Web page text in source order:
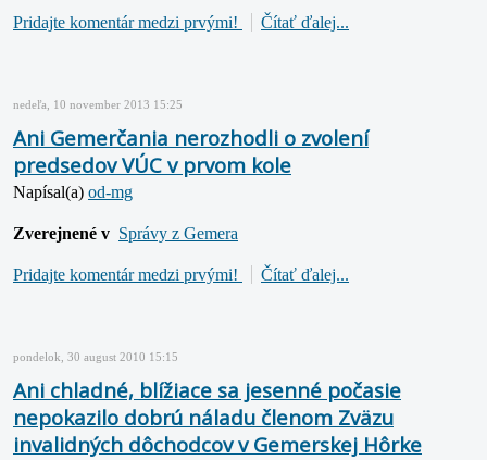
Pridajte komentár medzi prvými! Čítať ďalej...
nedeľa, 10 november 2013 15:25
Ani Gemerčania nerozhodli o zvolení
predsedov VÚC v prvom kole
Napísal(a) od-mg
Zverejnené v Správy z Gemera
Pridajte komentár medzi prvými! Čítať ďalej...
pondelok, 30 august 2010 15:15
Ani chladné, blížiace sa jesenné počasie
nepokazilo dobrú náladu členom Zväzu
invalidných dôchodcov v Gemerskej Hôrke